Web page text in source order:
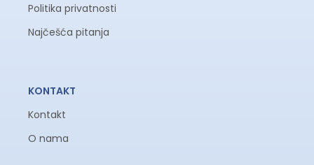
Politika privatnosti
Najčešća pitanja
KONTAKT
Kontakt
O nama